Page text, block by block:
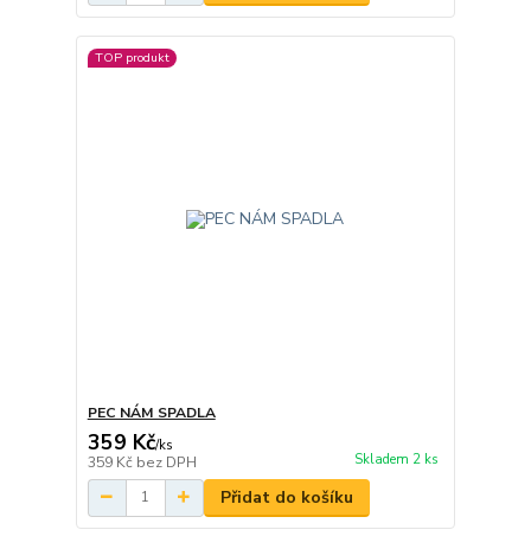
TOP produkt
PEC NÁM SPADLA
359 Kč/ks
359 Kč bez DPH Skladem 2 ks
Přidat do košíku